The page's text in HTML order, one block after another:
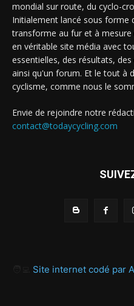
mondial sur route, du cyclo-
Initialement lancé sous forme
transforme au fur et à
en véritable site média avec
essentielles, des résultats,
ainsi qu'un forum. Et le tout à
cyclisme, comme nous le
Envie de rejoindre notre
contact@todaycycling.com
Site internet codé par